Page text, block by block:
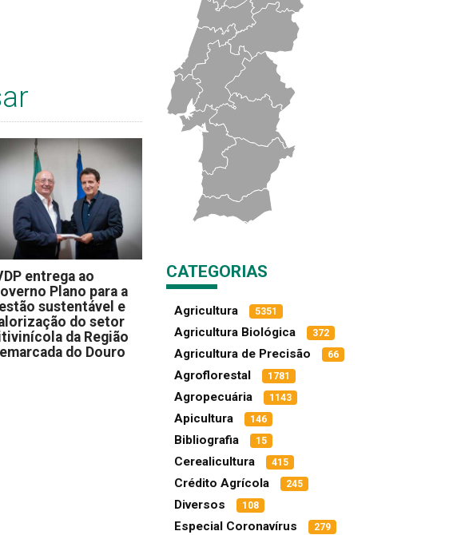
entrega ao
Plano para a
sustentável e
do setor
da Região
do Douro
CATEGORIAS
Agricultura 5351
Agricultura Biológica 372
Agricultura de Precisão 66
Agroflorestal 1781
Agropecuária 1143
Apicultura 146
Bibliografia 15
Cerealicultura 415
Crédito Agrícola 245
Diversos 108
Especial Coronavírus 279